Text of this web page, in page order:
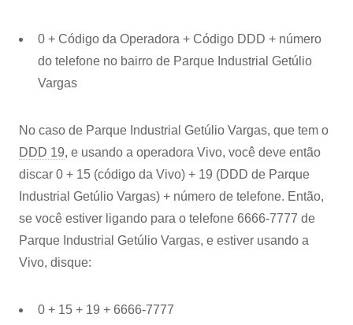
0 + Código da Operadora + Código DDD + número
do telefone no bairro de Parque Industrial Getúlio
Vargas
No caso de Parque Industrial Getúlio Vargas, que tem o
DDD 19, e usando a operadora Vivo, você deve então
discar 0 + 15 (código da Vivo) + 19 (DDD de Parque
Industrial Getúlio Vargas) + número de telefone. Então,
se você estiver ligando para o telefone 6666-7777 de
Parque Industrial Getúlio Vargas, e estiver usando a
Vivo, disque:
0 + 15 + 19 + 6666-7777